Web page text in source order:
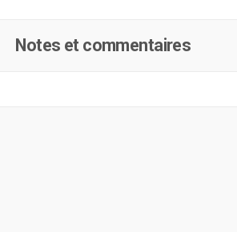
Notes et commentaires